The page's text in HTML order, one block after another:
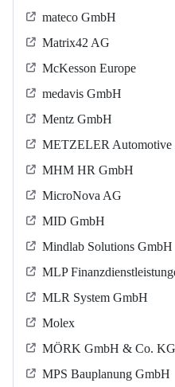
mateco GmbH
Matrix42 AG
McKesson Europe
medavis GmbH
Mentz GmbH
METZELER Automotive
MHM HR GmbH
MicroNova AG
MID GmbH
Mindlab Solutions GmbH
MLP
MLR System GmbH
Molex
MÖRK GmbH & Co. KG
MPS Bauplanung GmbH